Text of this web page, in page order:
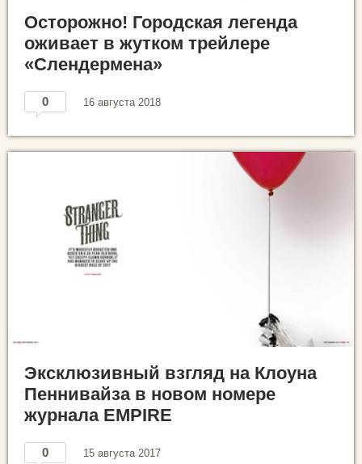
Осторожно! Городская легенда
оживает в жутком трейлере
«Слендермена»
0 16 августа 2018
Эксклюзивный взгляд на Клоуна
Пеннивайза в новом номере
журнала EMPIRE
0 15 августа 2017